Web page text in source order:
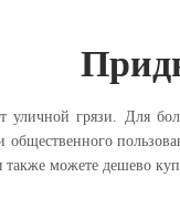
грязи. Для
можете дешево